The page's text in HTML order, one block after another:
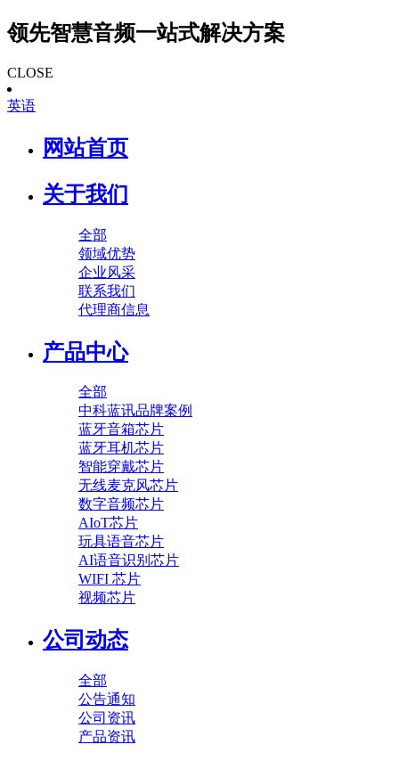
领先智慧音频一站式解决方案
CLOSE
英语
网站首页
关于我们
全部
领域优势
企业风采
联系我们
代理商信息
产品中心
全部
中科蓝讯品牌案例
蓝牙音箱芯片
蓝牙耳机芯片
智能穿戴芯片
无线麦克风芯片
数字音频芯片
AIoT芯片
玩具语音芯片
AI语音识别芯片
WIFI 芯片
视频芯片
公司动态
全部
公告通知
公司资讯
产品资讯